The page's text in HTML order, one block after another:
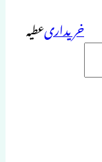
خریداریعطیہ